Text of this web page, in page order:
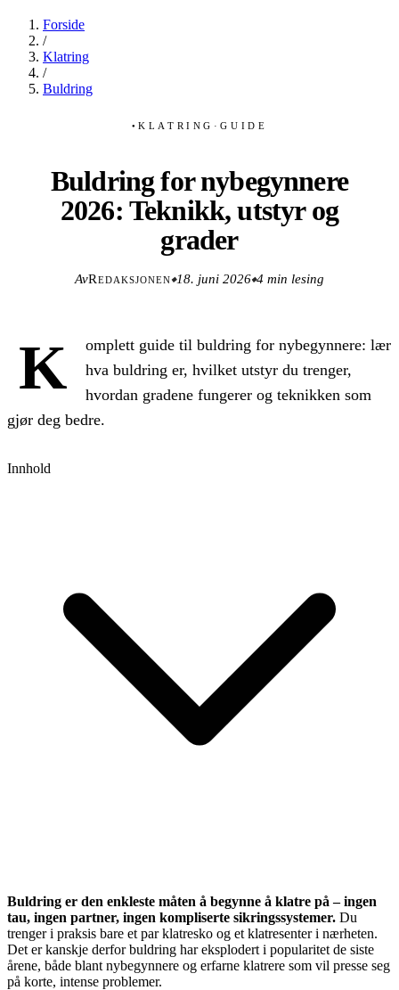
Forside
/
Klatring
/
Buldring
● KLATRING ·GUIDE
Buldring for nybegynnere
2026: Teknikk, utstyr og
grader
AvRedaksjonen◆18. juni 2026◆4 min lesing
K
omplett guide til buldring for nybegynnere: lær
hva buldring er, hvilket utstyr du trenger,
hvordan gradene fungerer og teknikken som
gjør deg bedre.
Innhold
Buldring er den enkleste måten å begynne å klatre på – ingen
tau, ingen partner, ingen kompliserte sikringssystemer. Du
trenger i praksis bare et par klatresko og et klatresenter i nærheten.
Det er kanskje derfor buldring har eksplodert i popularitet de siste
årene, både blant nybegynnere og erfarne klatrere som vil presse seg
på korte, intense problemer.